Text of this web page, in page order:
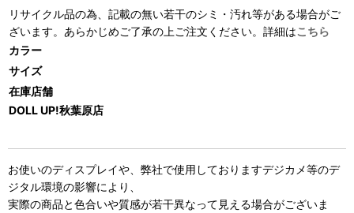
リサイクル品の為、記載の無い若干のシミ・汚れ等がある場合がご
ざいます。あらかじめご了承の上ご注文ください。詳細はこちら
カラー
サイズ
在庫店舗
DOLL UP!秋葉原店
お使いのディスプレイや、弊社で使用しておりますデジカメ等のデ
ジタル環境の影響により、
実際の商品と色合いや質感が若干異なって見える場合がございま